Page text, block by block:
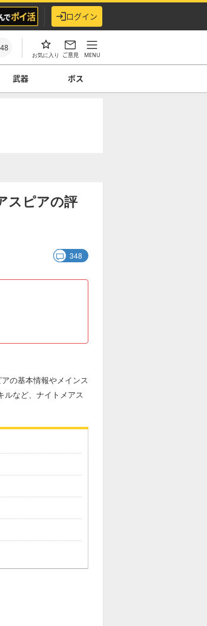
ログイン
お気に入り ご意見 MENU
武器 ボス
スピアの評
348
の基本情報やメインス
ルなど、ナイトメアス